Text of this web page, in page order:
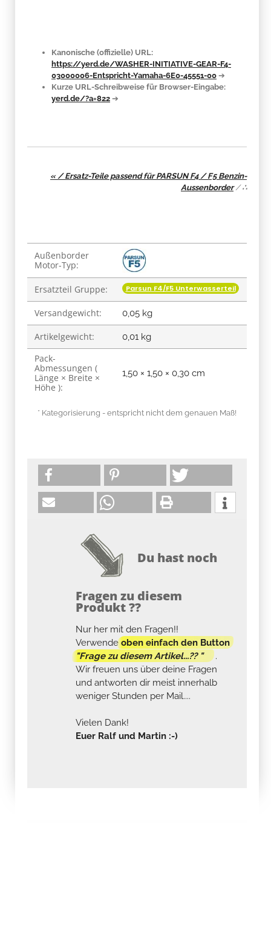
Kanonische (offizielle) URL:
https://yerd.de/WASHER-INITIATIVE-GEAR-F4-
03000006-Entspricht-Yamaha-6E0-45551-00 ➔
Kurze URL-Schreibweise für Browser-Eingabe:
yerd.de/?a=822 ➔
« / Ersatz-Teile passend für PARSUN F4 / F5 Benzin-
Aussenborder/∴
Produkteigenschaft
Wert
Außenborder
Motor-Typ:
Ersatzteil Gruppe: Parsun F4/F5 Unterwasserteil
Versandgewicht: 0,05 kg
Artikelgewicht: 0,01 kg
Pack-
Abmessungen (
Länge × Breite ×
Höhe ):
1,50 × 1,50 × 0,30 cm
* Kategorisierung - entspricht nicht dem genauen Maß!
Du hast noch
Fragen zu diesem
Produkt ??
Nur her mit den Fragen!!
Verwendeoben einfach den Button
"Frage zu diesem Artikel...?? "
.
Wir freuen uns über deine Fragen
und antworten dir meist innerhalb
weniger Stunden per Mail....
Vielen Dank!
Euer Ralf und Martin :-)